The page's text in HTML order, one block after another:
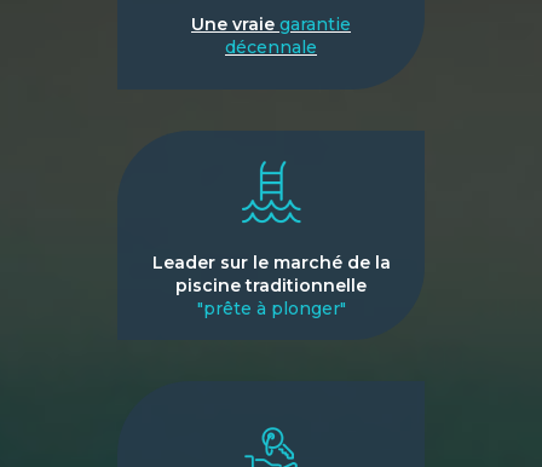
Une vraie garantie
décennale
Leader sur le marché de la
piscine traditionnelle
"prête à plonger"